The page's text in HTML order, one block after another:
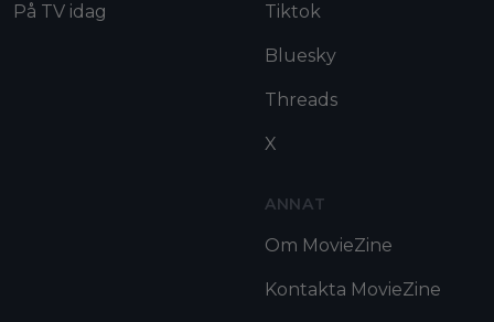
På TV idag Tiktok
Bluesky
Threads
X
ANNAT
Om MovieZine
Kontakta MovieZine